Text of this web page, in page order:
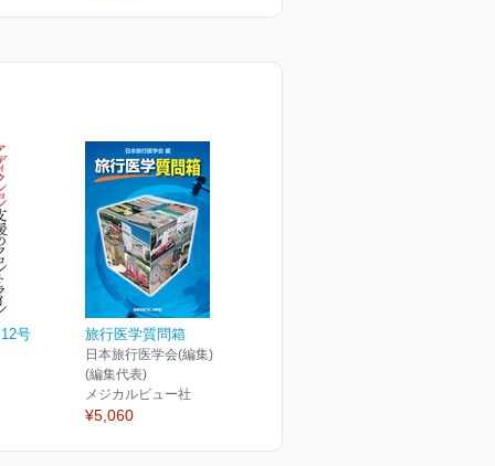
号 旅行医学質問箱
日本旅行医学会(編集) 篠塚 規
(編集代表)
メジカルビュー社
¥5,060